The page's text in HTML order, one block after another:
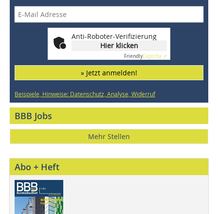
Anti-Roboter-Verifizierung
Hier klicken
FriendlyCaptcha ⇗
» Jetzt anmelden!
Beispiele, Hinweise: Datenschutz, Analyse, Widerruf
BBB Jobs
Mehr Stellen
Abo + Heft